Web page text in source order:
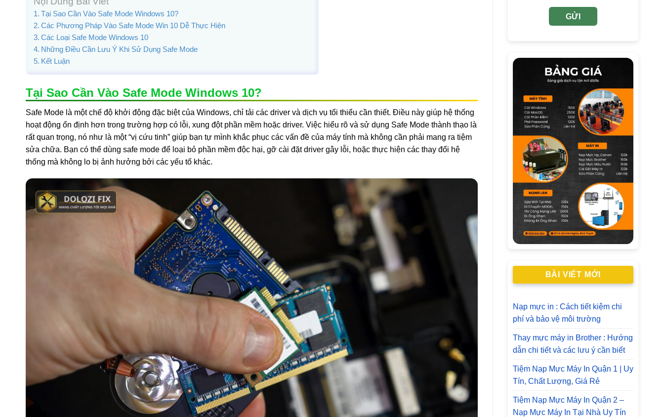
Tại Sao Cần Vào Safe Mode Windows 10?
Các Phương Pháp Vào Safe Mode Win 10 Dễ Thực Hiện
Các Loại Safe Mode Windows 10
Những Điều Cần Lưu Ý Khi Sử Dụng Safe Mode
Kết Luận
Tại Sao Cần Vào Safe Mode Windows 10?
Safe Mode là một chế độ khởi động đặc biệt của Windows, chỉ tải các driver và dịch vụ tối thiểu cần thiết. Điều này giúp hệ thống
hoạt động ổn định hơn trong trường hợp có lỗi, xung đột phần mềm hoặc driver. Việc hiểu rõ và sử dụng Safe Mode thành thạo là
rất quan trọng, nó như là một “vị cứu tinh” giúp bạn tự mình khắc phục các vấn đề của máy tính mà không cần phải mang ra tiệm
sửa chữa. Bạn có thể dùng safe mode để loại bỏ phần mềm độc hại, gỡ cài đặt driver gây lỗi, hoặc thực hiện các thay đổi hệ
thống mà không lo bị ảnh hưởng bởi các yếu tố khác.
GỬI
BÀI VIẾT MỚI
Nạp mực in : Cách tiết kiệm chi
phí và bảo vệ môi trường
Thay mực máy in Brother : Hướng
dẫn chi tiết và các lưu ý cần biết
Tiệm Nạp Mực Máy In Quận 1 | Uy
Tín, Chất Lượng, Giá Rẻ
Tiệm Nạp Mực Máy In Quận 2 –
Nạp Mực Máy In Tại Nhà Uy Tín